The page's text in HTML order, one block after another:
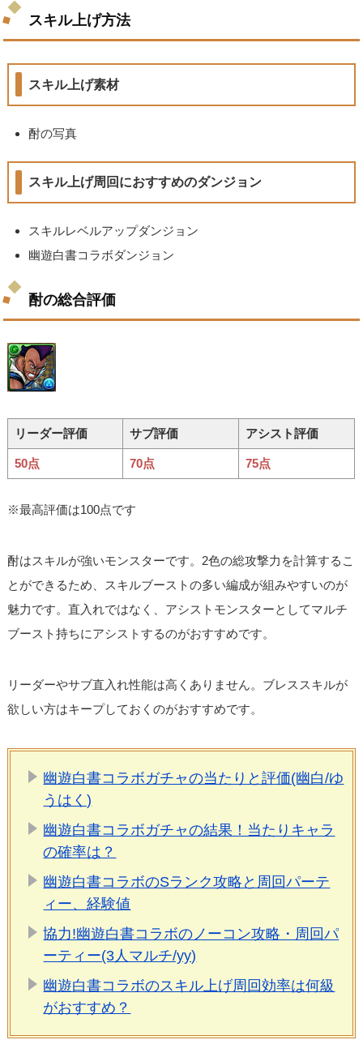
スキル上げ方法
スキル上げ素材
酎の写真
スキル上げ周回におすすめのダンジョン
スキルレベルアップダンジョン
幽遊白書コラボダンジョン
酎の総合評価
リーダー評価 サブ評価 アシスト評価
50点 70点 75点
※最高評価は100点です
酎はスキルが強いモンスターです。2色の総攻撃力を計算するこ
とができるため、スキルブーストの多い編成が組みやすいのが
魅力です。直入れではなく、アシストモンスターとしてマルチ
ブースト持ちにアシストするのがおすすめです。
リーダーやサブ直入れ性能は高くありません。ブレススキルが
欲しい方はキープしておくのがおすすめです。
幽遊白書コラボガチャの当たりと評価(幽白/ゆ
うはく)
幽遊白書コラボガチャの結果！当たりキャラ
の確率は？
幽遊白書コラボのSランク攻略と周回パーテ
ィー、経験値
協力!幽遊白書コラボのノーコン攻略・周回パ
ーティー(3人マルチ/yy)
幽遊白書コラボのスキル上げ周回効率は何級
がおすすめ？